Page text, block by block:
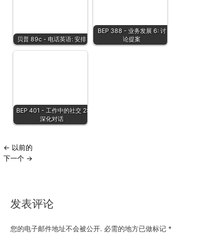
贝普 89c - 电话英语: 安排
BEP 388 - 业务发展 6: 讨
论提案
BEP 401 - 工作中的社交 2:
深化对话
← 以前的
下一个 →
发表评论
您的电子邮件地址不会被公开. 必需的地方已做标记 *